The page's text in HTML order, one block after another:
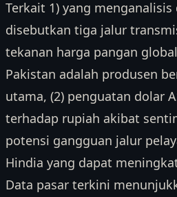
Terkait 1) yang
disebutkan tiga jalur
tekanan harga pangan
Pakistan adalah produsen
utama, (2) penguatan dolar
terhadap rupiah akibat
potensi gangguan jalur
Hindia yang dapat
Data pasar terkini